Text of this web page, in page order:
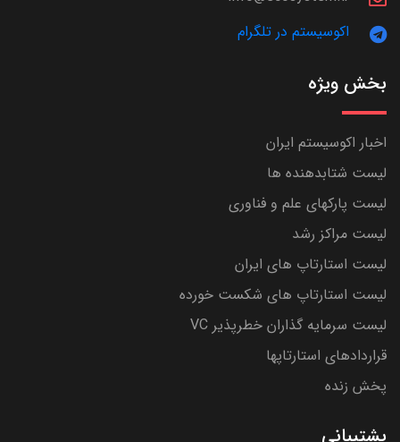
اکوسیستم در تلگرام
بخش ویژه
اخبار اکوسیستم ایران
لیست شتابدهنده ها
لیست پارکهای علم و فناوری
لیست مراکز رشد
لیست استارتاپ های ایران
لیست استارتاپ های شکست خورده
لیست سرمایه گذاران خطرپذیر VC
قراردادهای استارتاپها
پخش زنده
پشتیبانی